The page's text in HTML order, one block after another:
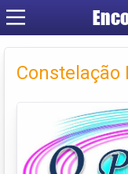
Constelação